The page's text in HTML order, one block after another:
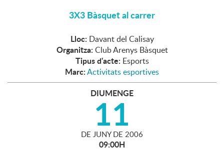
3X3 Bàsquet al carrer
Lloc: Davant del Calisay
Organitza: Club Arenys Bàsquet
Tipus d'acte: Esports
Marc:Activitats esportives
DIUMENGE
11
DE JUNY DE 2006
09:00H